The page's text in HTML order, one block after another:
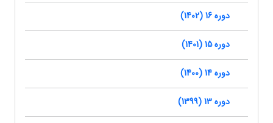
دوره 16 (1402)
دوره 15 (1401)
دوره 14 (1400)
دوره 13 (1399)